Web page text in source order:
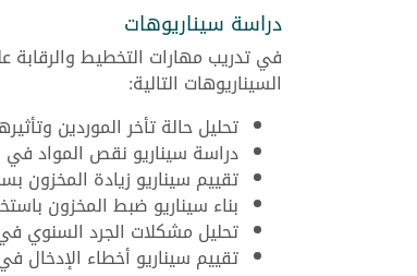
دراسة سيناريوهات
في تدريب مهارات التخطيط والرقابة
السيناريوهات التالية:
تحليل حالة تأخر الموردين
دراسة سيناريو نقص المواد في
تقييم سيناريو زيادة المخزون
بناء سيناريو ضبط المخزون
تحليل مشكلات الجرد السنوي
تقييم سيناريو أخطاء الإدخال